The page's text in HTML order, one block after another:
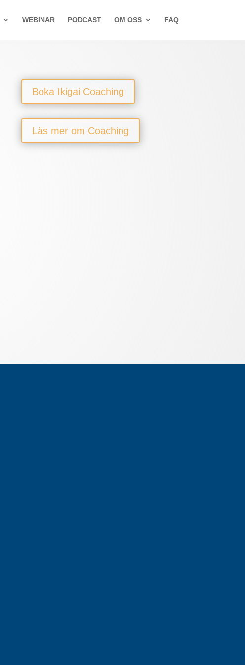
WEBINAR PODCAST OM OSS FAQ
Boka Ikigai Coaching
Läs mer om Coaching